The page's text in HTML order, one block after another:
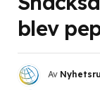
blev
Av